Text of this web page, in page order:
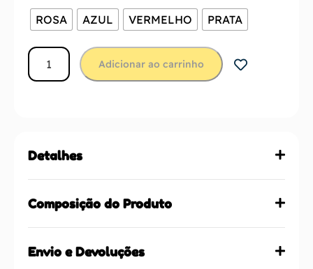
ROSA AZUL VERMELHO PRATA
Adicionar ao carrinho
Detalhes
Composição do Produto
Envio e Devoluções